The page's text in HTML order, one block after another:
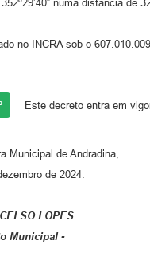
numa distância de
no INCRA sob o
Este decreto entra em
Municipal de Andradina,
de 2024.
LOPES
Municipal -